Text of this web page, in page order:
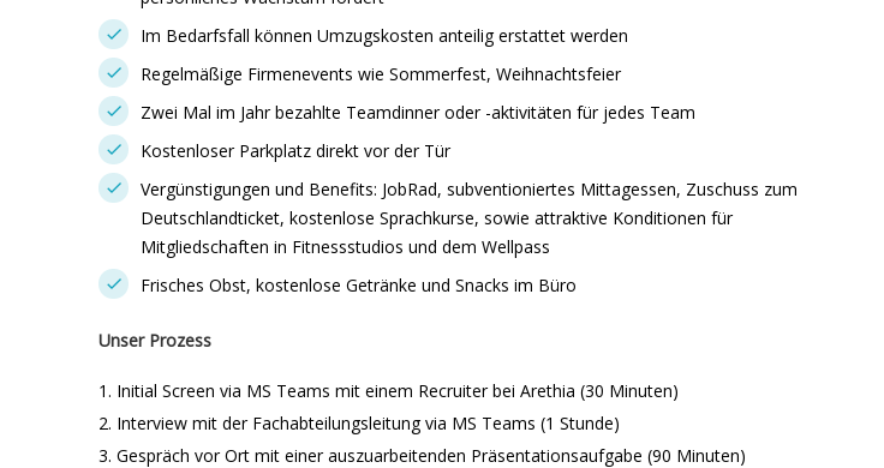
Im Bedarfsfall können Umzugskosten anteilig erstattet werden
Regelmäßige Firmenevents wie Sommerfest, Weihnachtsfeier
Zwei Mal im Jahr bezahlte Teamdinner oder -aktivitäten für jedes Team
Kostenloser Parkplatz direkt vor der Tür
Vergünstigungen und Benefits: JobRad, subventioniertes Mittagessen, Zuschuss zum
Deutschlandticket, kostenlose Sprachkurse, sowie attraktive Konditionen für
Mitgliedschaften in Fitnessstudios und dem Wellpass
Frisches Obst, kostenlose Getränke und Snacks im Büro
Unser Prozess
1. Initial Screen via MS Teams mit einem Recruiter bei Arethia (30 Minuten)
2. Interview mit der Fachabteilungsleitung via MS Teams (1 Stunde)
3. Gespräch vor Ort mit einer auszuarbeitenden Präsentationsaufgabe (90 Minuten)